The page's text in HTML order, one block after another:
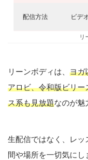
配信方法 ビデ
リ
リーンボディは、 ヨガ
アロビ、令和版ビリ
ス系も見放題なのが魅
生配信ではなく、レ
間や場所を一切気にし